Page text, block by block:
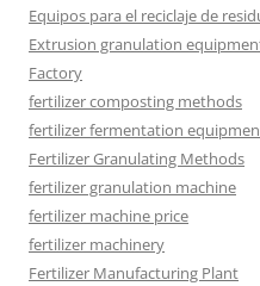
Equipos para el reciclaje de
Extrusion granulation
Factory
fertilizer composting methods
fertilizer fermentation
Fertilizer Granulating Methods
fertilizer granulation machine
fertilizer machine price
fertilizer machinery
Fertilizer Manufacturing Plant